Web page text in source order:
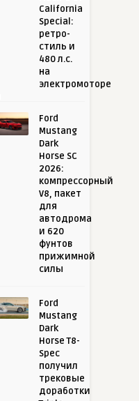
California
Special:
ретро-
стиль и
480 л.с.
на
электромоторе
Ford
Mustang
Dark
Horse SC
2026:
компрессорный
V8, пакет
для
автодрома
и 620
фунтов
прижимной
силы
Ford
Mustang
Dark
Horse T8-
Spec
получил
трековые
доработки